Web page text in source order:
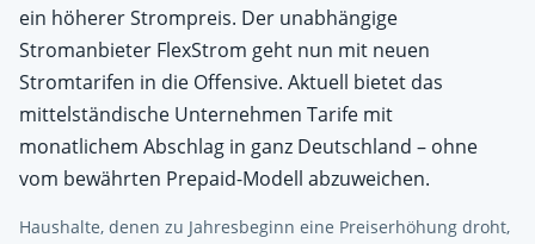
ein höherer Strompreis. Der unabhängige
Stromanbieter FlexStrom geht nun mit neuen
Stromtarifen in die Offensive. Aktuell bietet das
mittelständische Unternehmen Tarife mit
monatlichem Abschlag in ganz Deutschland – ohne
vom bewährten Prepaid-Modell abzuweichen.
Haushalte, denen zu Jahresbeginn eine Preiserhöhung droht,